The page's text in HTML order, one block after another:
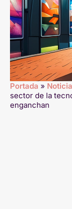
Portada »
sector de la
enganchan